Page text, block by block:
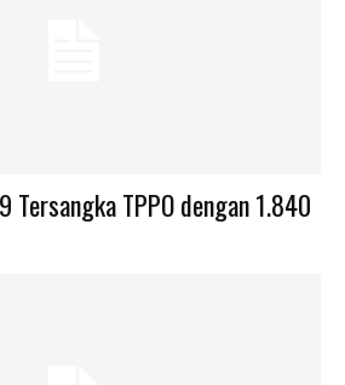
Tersangka TPPO dengan 1.840